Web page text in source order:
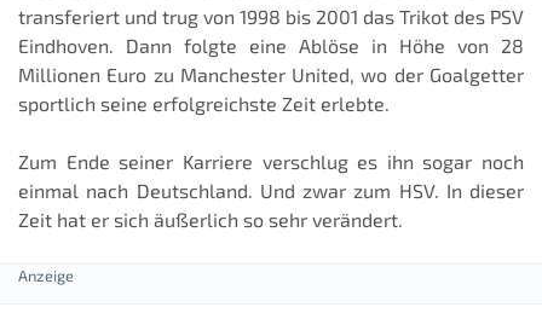
transferiert und trug von 1998 bis 2001 das Trikot des PSV
Eindhoven. Dann folgte eine Ablöse in Höhe von 28
Millionen Euro zu Manchester United, wo der Goalgetter
sportlich seine erfolgreichste Zeit erlebte.
Zum Ende seiner Karriere verschlug es ihn sogar noch
einmal nach Deutschland. Und zwar zum HSV. In dieser
Zeit hat er sich äußerlich so sehr verändert.